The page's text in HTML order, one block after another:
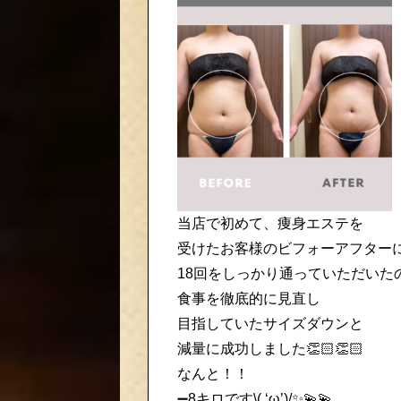
当店で初めて、痩身エステを
受けたお客様のビフォーアフター
18回をしっかり通っていただいた
食事を徹底的に見直し
目指していたサイズダウンと
減量に成功しました👏🏻👏🏻
なんと！！